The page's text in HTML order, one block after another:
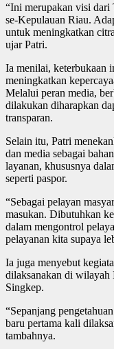
“Ini merupakan visi dari
se-Kepulauan Riau.
untuk meningkatkan
ujar Patri.
Ia menilai, keterbukaan
meningkatkan
Melalui peran media,
dilakukan diharapkan
transparan.
Selain itu, Patri
dan media sebagai
layanan, khususnya
seperti paspor.
“Sebagai pelayan
masukan. Dibutuhkan
dalam mengontrol
pelayanan kita supaya
Ia juga menyebut
dilaksanakan di
Singkep.
“Sepanjang
baru pertama kali
tambahnya.